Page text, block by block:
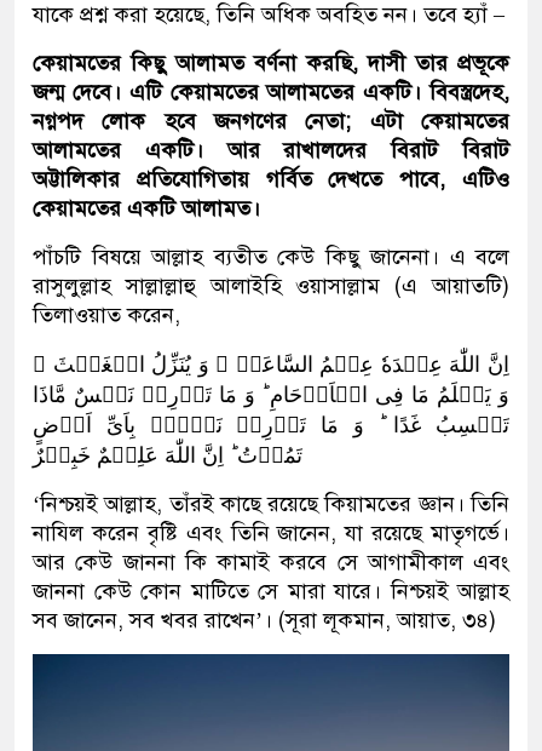
যাকে প্রশ্ন করা হয়েছে, তিনি অধিক অবহিত নন। তবে হ্যাঁ –
কেয়ামতের কিছু আলামত বর্ণনা করছি, দাসী তার প্রভূকে
জন্ম দেবে। এটি কেয়ামতের আলামতের একটি। বিবস্ত্রদেহ,
নগ্নপদ লোক হবে জনগণের নেতা; এটা কেয়ামতের
আলামতের একটি। আর রাখালদের বিরাট বিরাট
অট্টালিকার প্রতিযোগিতায় গর্বিত দেখতে পাবে, এটিও
কেয়ামতের একটি আলামত।
পাঁচটি বিষয়ে আল্লাহ ব্যতীত কেউ কিছু জানেনা। এ বলে
রাসুলুল্লাহ সাল্লাল্লাহু আলাইহি ওয়াসাল্লাম (এ আয়াতটি)
তিলাওয়াত করেন,
اِنَّ اللّٰهَ عِنۡدَهٗ عِلۡمُ السَّاعَۃِ ۚ وَ یُنَزِّلُ الۡغَیۡثَ ۚ
وَ یَعۡلَمُ مَا فِی الۡاَرۡحَامِ ؕ وَ مَا تَدۡرِیۡ نَفۡسٌ مَّاذَا
تَکۡسِبُ غَدًا ؕ وَ مَا تَدۡرِیۡ نَفۡسٌۢ بِاَیِّ اَرۡضٍ
تَمُوۡتُ ؕ اِنَّ اللّٰهَ عَلِیۡمٌ خَبِیۡرٌ
‘নিশ্চয়ই আল্লাহ, তাঁরই কাছে রয়েছে কিয়ামতের জ্ঞান। তিনি
নাযিল করেন বৃষ্টি এবং তিনি জানেন, যা রয়েছে মাতৃগর্ভে।
আর কেউ জাননা কি কামাই করবে সে আগামীকাল এবং
জাননা কেউ কোন মাটিতে সে মারা যারে। নিশ্চয়ই আল্লাহ
সব জানেন, সব খবর রাখেন’। (সূরা লূকমান, আয়াত, ৩৪)